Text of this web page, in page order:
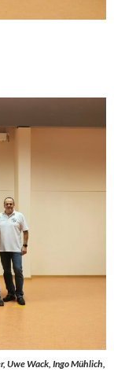
Uwe Wack, Ingo Mühlich,